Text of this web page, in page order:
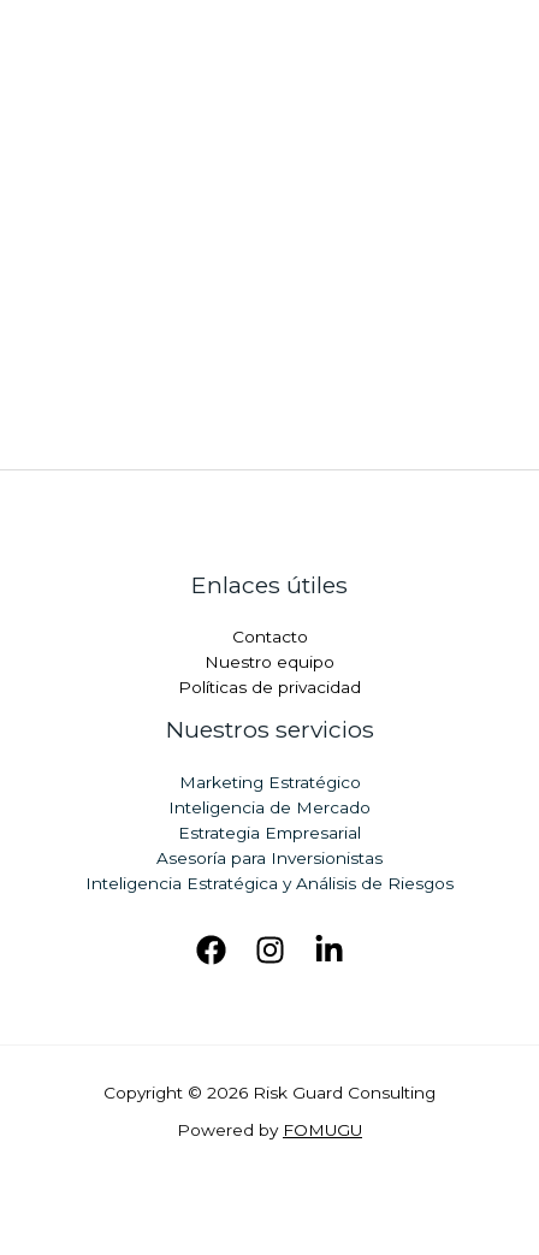
Enlaces útiles
Contacto
Nuestro equipo
Políticas de privacidad
Nuestros servicios
Marketing Estratégico
Inteligencia de Mercado
Estrategia Empresarial
Asesoría para Inversionistas
Inteligencia Estratégica y Análisis de Riesgos
Copyright © 2026 Risk Guard Consulting
Powered by FOMUGU